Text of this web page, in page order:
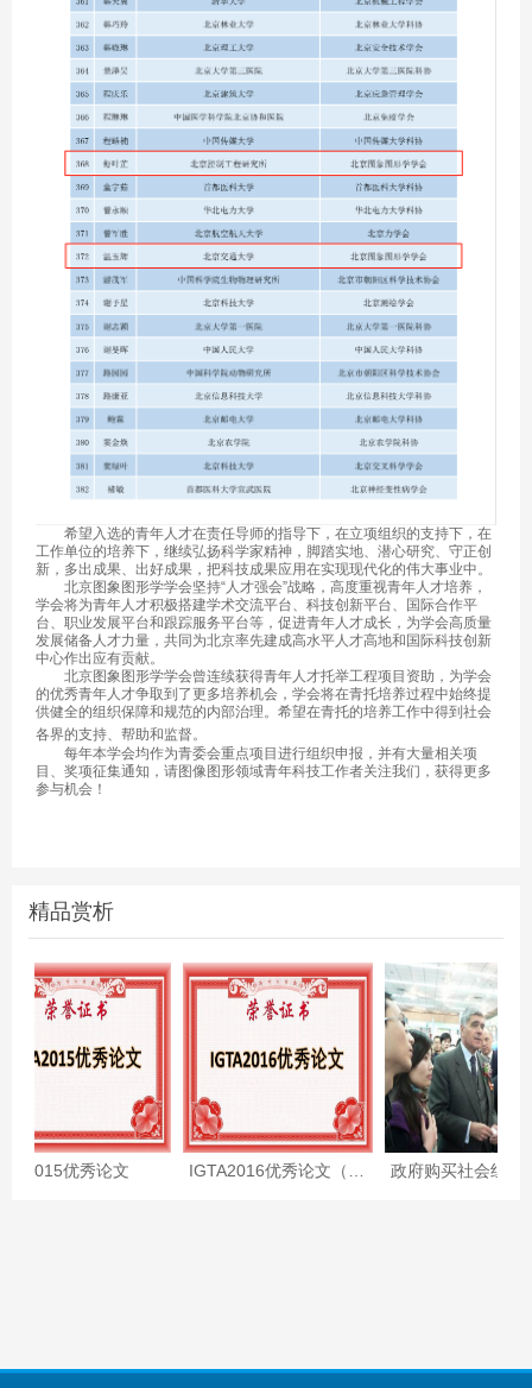
希望入选的青年人才在责任导师的指导下，在立项组织的支持下，在
工作单位的培养下，继续弘扬科学家精神，脚踏实地、潜心研究、守正创
新，多出成果、出好成果，把科技成果应用在实现现代化的伟大事业中。
北京图象图形学学会坚持“人才强会”战略，高度重视青年人才培养，
学会将为青年人才积极搭建学术交流平台、科技创新平台、国际合作平
台、职业发展平台和跟踪服务平台等，促进青年人才成长，为学会高质量
发展储备人才力量，共同为北京率先建成高水平人才高地和国际科技创新
中心作出应有贡献。
北京图象图形学学会曾连续获得青年人才托举工程项目资助，为学会
的优秀青年人才争取到了更多培养机会，学会将在青托培养过程中始终提
供健全的组织保障和规范的内部治理。希望在青托的培养工作中得到社会
各界的支持、帮助和监督。
每年本学会均作为青委会重点项目进行组织申报，并有大量相关项
目、奖项征集通知，请图像图形领域青年科技工作者关注我们，获得更多
参与机会！
精品赏析
优秀论文 IGTA2016优秀论文（附全文）